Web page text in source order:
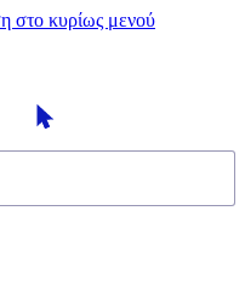
στο κυρίως μενού